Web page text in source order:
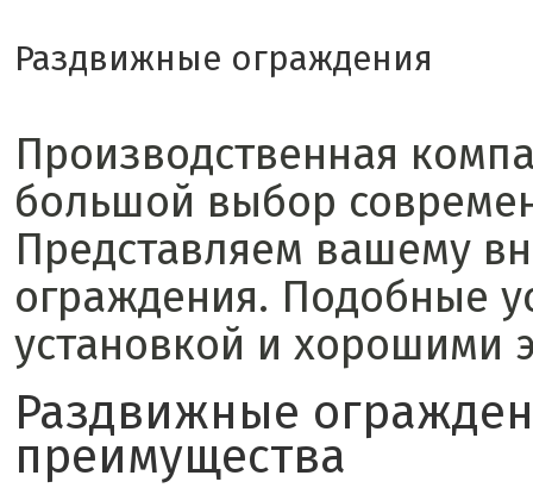
Раздвижные ограждения
Производственная
большой выбор
Представляем вашему
ограждения. Подобные
установкой и хорошими
Раздвижные
преимущества